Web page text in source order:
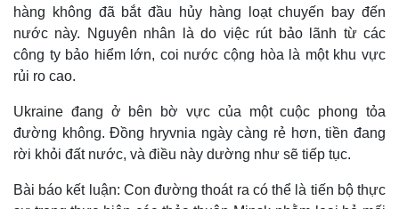
Thế giới
Quan sát
Cuộc sống đó đây
Multimedia
Video
Ảnh
Infographic
hàng không đã bắt đầu hủy hàng loạt chuyến bay đến
nước này. Nguyên nhân là do việc rút bảo lãnh từ các
công ty bảo hiểm lớn, coi nước cộng hòa là một khu vực
rủi ro cao.
Ukraine đang ở bên bờ vực của một cuộc phong tỏa
đường không. Đồng hryvnia ngày càng rẻ hơn, tiền đang
rời khỏi đất nước, và điều này dường như sẽ tiếp tục.
Bài báo kết luận: Con đường thoát ra có thể là tiến bộ thực